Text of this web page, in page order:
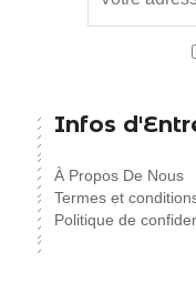
Infos
À Propos De Nous
Termes et
Politique de